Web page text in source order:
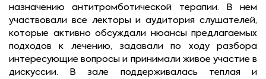
назначению антитромботической терапии. В нем
участвовали все лекторы и аудитория слушателей,
которые активно обсуждали нюансы предлагаемых
подходов к лечению, задавали по ходу разбора
интересующие вопросы и принимали живое участие в
дискуссии. В зале поддерживалась теплая и